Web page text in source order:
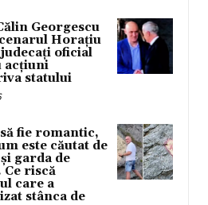
Georgescu
Horațiu
oficial
acțiuni
statului
fie romantic,
este căutat de
garda de
Ce riscă
care a
stânca de